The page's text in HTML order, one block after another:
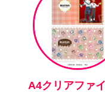
A4クリアファ